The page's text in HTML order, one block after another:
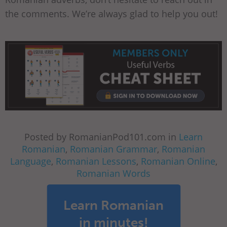
the comments. We’re always glad to help you out!
Posted by RomanianPod101.com in Learn
Romanian, Romanian Grammar, Romanian
Language, Romanian Lessons, Romanian Online,
Romanian Words
Learn Romanian
in minutes!